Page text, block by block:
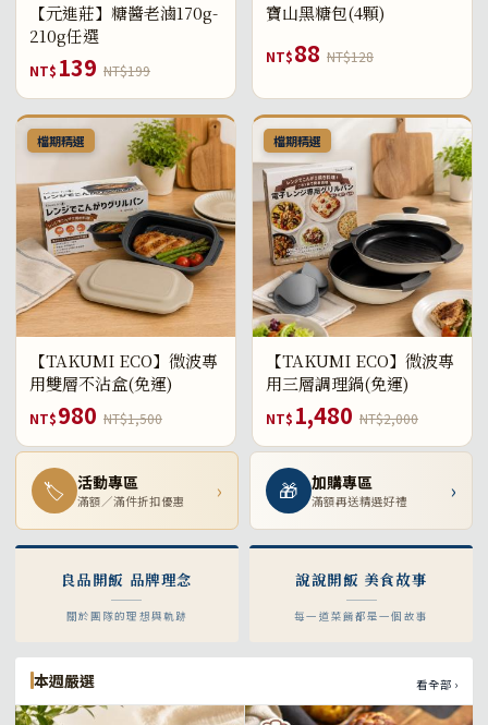
【元進莊】糖醬老滷170g-
210g任選
NT$ 139 NT$199
寶山黑糖包(4顆)
NT$88 NT$128
檔期精選
【TAKUMI ECO】微波專
用雙層不沾盒(免運)
NT$980 NT$1,500
檔期精選
【TAKUMI ECO】微波專
用三層調理鍋(免運)
NT$ 1,480 NT$2,000
🏷 活動專區
滿額／滿件折扣優惠 › 🎁 加購專區
滿額再送精選好禮 ›
良品開飯 品牌理念
關於團隊的理想與軌跡
說說開飯 美食故事
每一道菜餚都是一個故事
本週嚴選 看全部 ›